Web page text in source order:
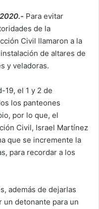
Para evitar
de la
Civil llamaron a la
de altares de
y veladoras.
19, el 1 y 2 de
los panteones
por lo que, el
Civil, Israel Martínez
que se incremente la
para recordar a los
además de dejarlas
un detonante para un